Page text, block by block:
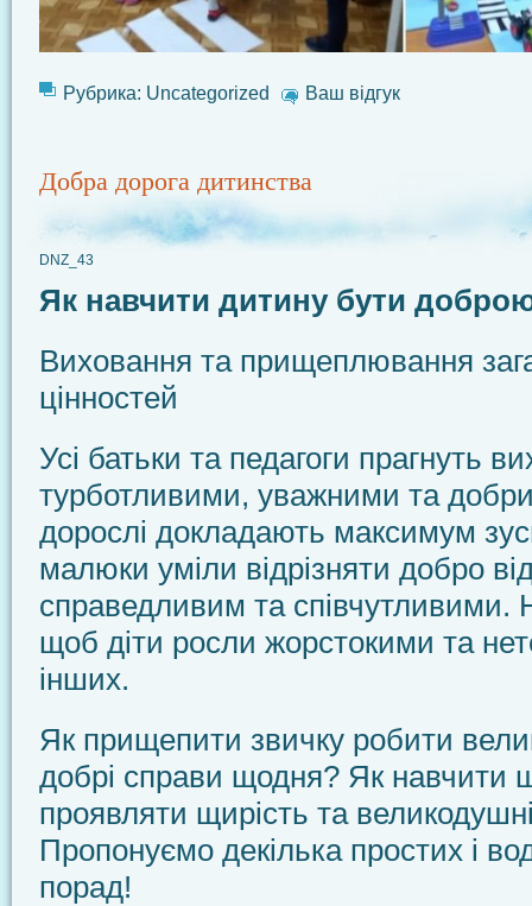
Рубрика: Uncategorized Ваш відгук
Добра дорога дитинства
DNZ_43
Як навчити дитину бути
Виховання та прищеплювання
цінностей
Усі батьки та педагоги прагнуть
турботливими, уважними та
дорослі докладають максимум
малюки уміли відрізняти добро
справедливим та співчутливими.
щоб діти росли жорстокими та
інших.
Як прищепити звичку робити
добрі справи щодня? Як навчити
проявляти щирість та
Пропонуємо декілька простих і
порад!